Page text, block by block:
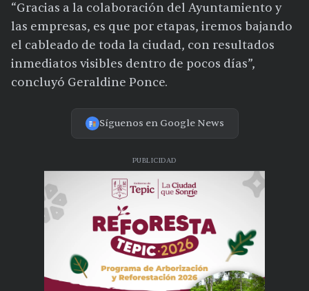
“Gracias a la colaboración del Ayuntamiento y
las empresas, es que por etapas, iremos bajando
el cableado de toda la ciudad, con resultados
inmediatos visibles dentro de pocos días”,
concluyó Geraldine Ponce.
Síguenos en Google News
PUBLICIDAD